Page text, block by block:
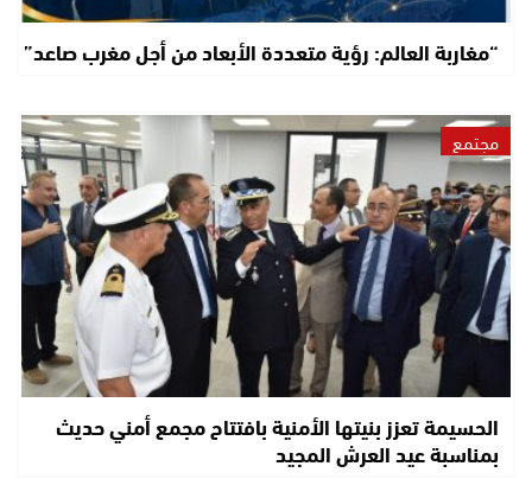
“مغاربة العالم: رؤية متعددة الأبعاد من أجل مغرب صاعد”
مجتمع
الحسيمة تعزز بنيتها الأمنية بافتتاح مجمع أمني حديث
بمناسبة عيد العرش المجيد